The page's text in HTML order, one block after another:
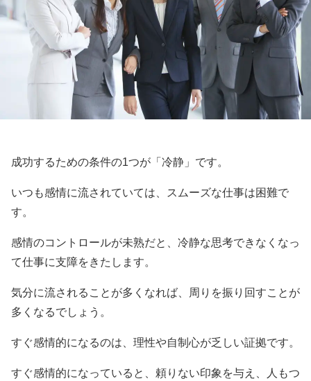
成功するための条件の1つが「冷静」です。
いつも感情に流されていては、スムーズな仕事は困難で
す。
感情のコントロールが未熟だと、冷静な思考できなくなっ
て仕事に支障をきたします。
気分に流されることが多くなれば、周りを振り回すことが
多くなるでしょう。
すぐ感情的になるのは、理性や自制心が乏しい証拠です。
すぐ感情的になっていると、頼りない印象を与え、人もつ